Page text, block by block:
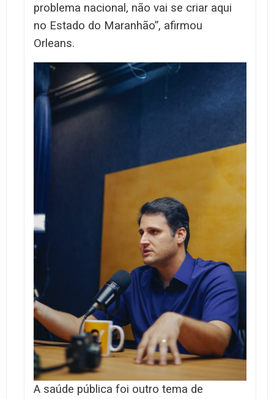
problema nacional, não vai se criar aqui
no Estado do Maranhão”, afirmou
Orleans.
A saúde pública foi outro tema de